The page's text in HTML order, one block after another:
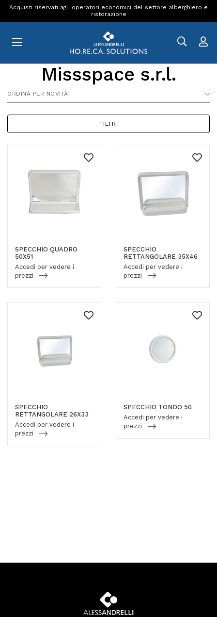
Acquisti riservati agli operatori economici del settore alberghiero e
ristorazione
Missspace s.r.l.
ORDINA PER NOVITÀ
FILTRI
SPECCHIO QUADRO
50X51
Accedi per vedere i
prezzi
SPECCHIO
RETTANGOLARE 35X46
Accedi per vedere i
prezzi
SPECCHIO
RETTANGOLARE 26X33
Accedi per vedere i
prezzi
SPECCHIO TONDO 50
Accedi per vedere i
prezzi